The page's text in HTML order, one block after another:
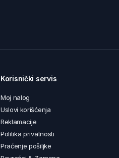
Korisnički servis
Moj nalog
Uslovi korišćenja
Reklamacije
Politika privatnosti
Praćenje pošiljke